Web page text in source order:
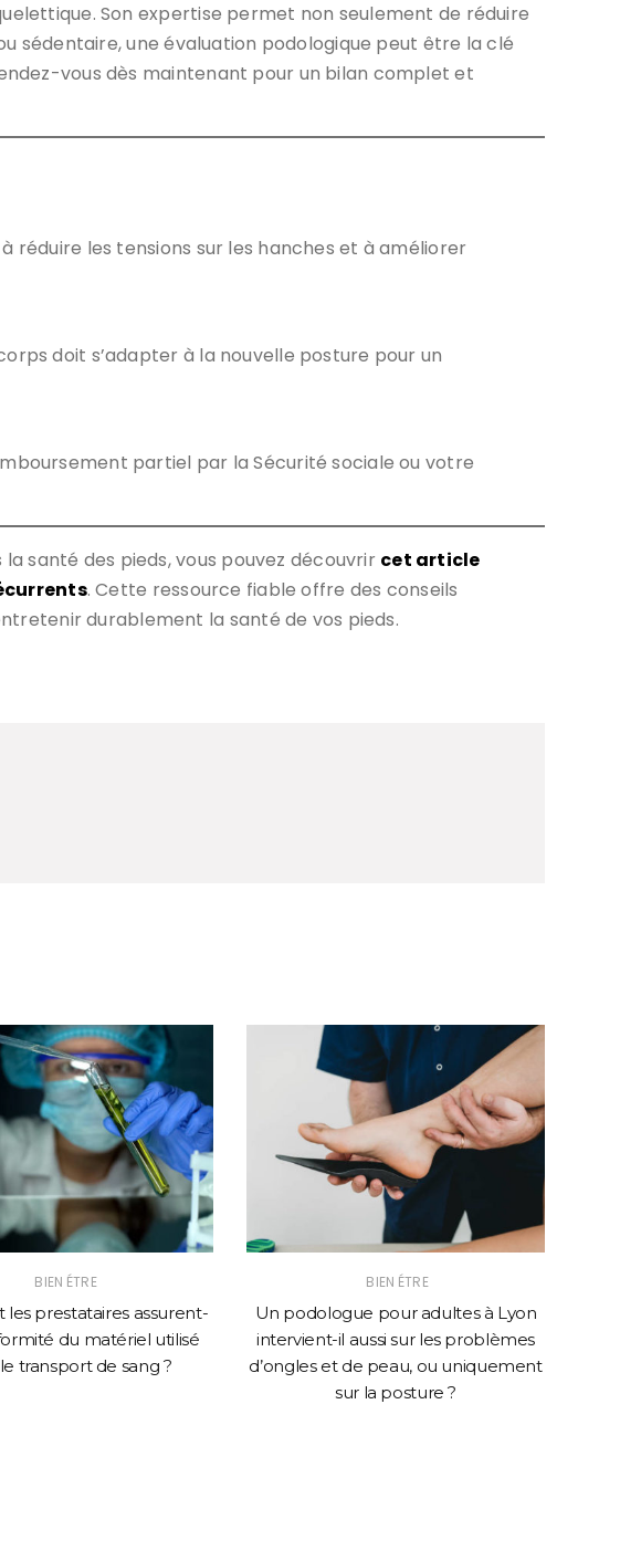
Son expertise permet non seulement de réduire
sédentaire, une évaluation podologique peut être la clé
vous dès maintenant pour un bilan complet et
réduire les tensions sur les hanches et à améliorer
doit s’adapter à la nouvelle posture pour un
partiel par la Sécurité sociale ou votre
santé des pieds, vous pouvez découvrir cet article
. Cette ressource fiable offre des conseils
durablement la santé de vos pieds.
BIEN ÉTRE
prestataires assurent-
du matériel utilisé
transport de sang ?
BIEN ÉTRE
Un podologue pour adultes à Lyon
intervient-il aussi sur les problèmes
d’ongles et de peau, ou uniquement
sur la posture ?